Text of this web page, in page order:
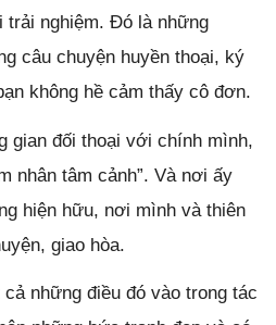
trải nghiệm. Đó là những
câu chuyện huyền thoại, ký
không hề cảm thấy cô đơn.
gian đối thoại với chính mình,
nhân tâm cảnh”. Và nơi ấy
hiện hữu, nơi mình và thiên
giao hòa.
những điều đó vào trong tác